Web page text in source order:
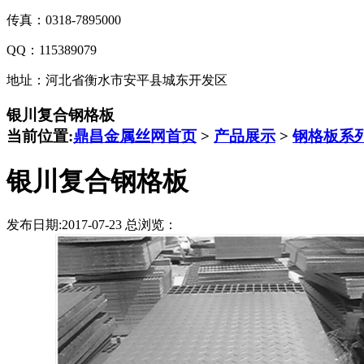
传真：0318-7895000
QQ：115389079
地址：河北省衡水市安平县城东开发区
银川复合钢格板
当前位置:鼎昌金属丝网首页 > 产品展示 >钢格板系
银川复合钢格板
发布日期:2017-07-23 总浏览：